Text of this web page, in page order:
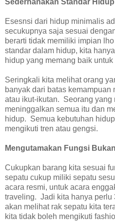
Esesnsi dari hidup minimalis
secukupnya saja sesuai
berarti tidak memiliki impian
standar dalam hidup, kita
hidup yang memang baik untuk
Seringkali kita melihat orang
banyak dari batas
atau ikut-ikutan. Seorang yang
meninggalkan semua itu dan
hidup. Semua kebutuhan
mengikuti tren atau gengsi.
Mengutamakan Fungsi
Cukupkan barang kita sesuai
sepatu cukup miliki sepatu
acara resmi, untuk acara
traveling. Jadi kita hanya perlu
akan melihat rak sepatu kita
kita tidak boleh mengikuti